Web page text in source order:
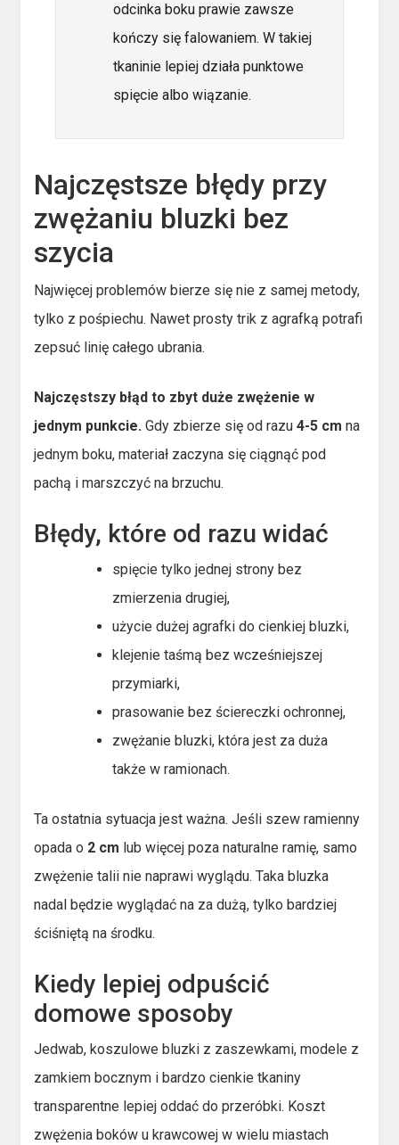
odcinka boku prawie zawsze
kończy się falowaniem. W takiej
tkaninie lepiej działa punktowe
spięcie albo wiązanie.
Najczęstsze błędy przy
zwężaniu bluzki bez
szycia
Najwięcej problemów bierze się nie z samej metody,
tylko z pośpiechu. Nawet prosty trik z agrafką potrafi
zepsuć linię całego ubrania.
Najczęstszy błąd to zbyt duże zwężenie w
jednym punkcie. Gdy zbierze się od razu4-5 cm na
jednym boku, materiał zaczyna się ciągnąć pod
pachą i marszczyć na brzuchu.
Błędy, które od razu widać
spięcie tylko jednej strony bez
zmierzenia drugiej,
użycie dużej agrafki do cienkiej bluzki,
klejenie taśmą bez wcześniejszej
przymiarki,
prasowanie bez ściereczki ochronnej,
zwężanie bluzki, która jest za duża
także w ramionach.
Ta ostatnia sytuacja jest ważna. Jeśli szew ramienny
opada o 2 cm lub więcej poza naturalne ramię, samo
zwężenie talii nie naprawi wyglądu. Taka bluzka
nadal będzie wyglądać na za dużą, tylko bardziej
ściśniętą na środku.
Kiedy lepiej odpuścić
domowe sposoby
Jedwab, koszulowe bluzki z zaszewkami, modele z
zamkiem bocznym i bardzo cienkie tkaniny
transparentne lepiej oddać do przeróbki. Koszt
zwężenia boków u krawcowej w wielu miastach